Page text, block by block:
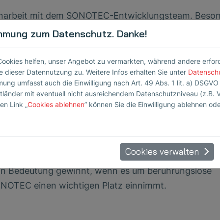
mit dem SONOTEC-Entwicklungsteam.
als Co-Autor mit seinem Know-how im Bereich
beitrug. Für ihn bedeutete die
als junger Forscher auf einer renommierten
des DGZfP-Unterausschusses für
bei SONOTEC, übernahm eine zentrale Rolle
Session „Luftgekoppelter Ultraschall“ – ein
Bedeutung gewinnt, wenn es um berührungslose
einen wichtigen Platz einnimmt.
zum Datenschutz. Danke!
helfen, unser Angebot zu vermarkten, während andere
dieser Datennutzung zu. Weitere Infos erhalten Sie unter
umfasst auch die Einwilligung nach Art. 49 Abs. 1 lit. a)
mit eventuell nicht ausreichendem Datenschutzniveau (z.B.
Link „Cookies ablehnen” können Sie die Einwilligung ablehnen
Cookies verwalten